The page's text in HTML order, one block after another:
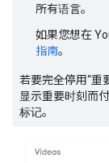
所有语言。
如果您想在
指南。
若要完全停用“重
显示重要时刻而
标记。